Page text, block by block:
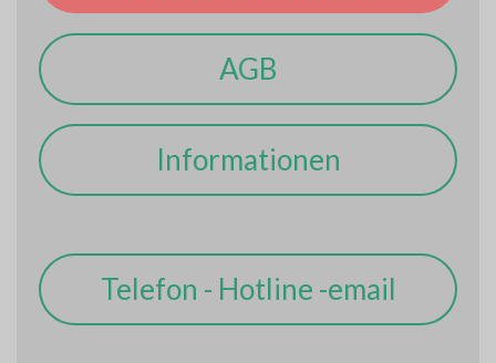
AGB
Informationen
Telefon - Hotline -email